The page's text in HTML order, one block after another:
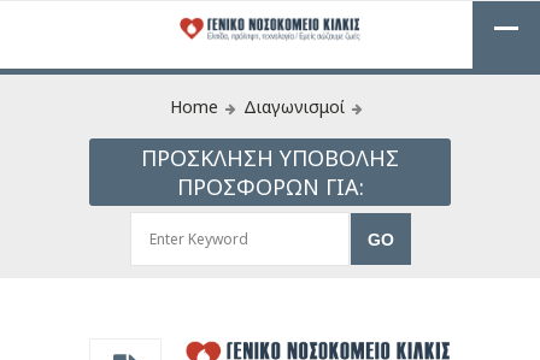
Home Διαγωνισμοί
ΠΡΟΣΚΛΗΣΗ ΥΠΟΒΟΛΗΣ
ΠΡΟΣΦΟΡΩΝ ΓΙΑ: